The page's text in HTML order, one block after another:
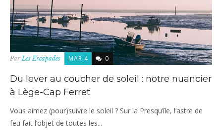
ParLes Escapades MAR 4 0
Du lever au coucher de soleil : notre nuancier
à Lège-Cap Ferret
Vous aimez (pour)suivre le soleil ? Sur la Presqu’île, l’astre de
feu fait l’objet de toutes les...